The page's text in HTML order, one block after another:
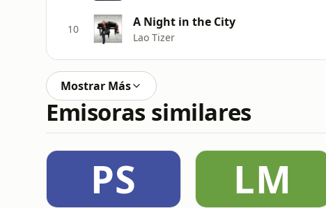
10 A Night in the City
Lao Tizer
Mostrar Más
Emisoras similares
PS LM